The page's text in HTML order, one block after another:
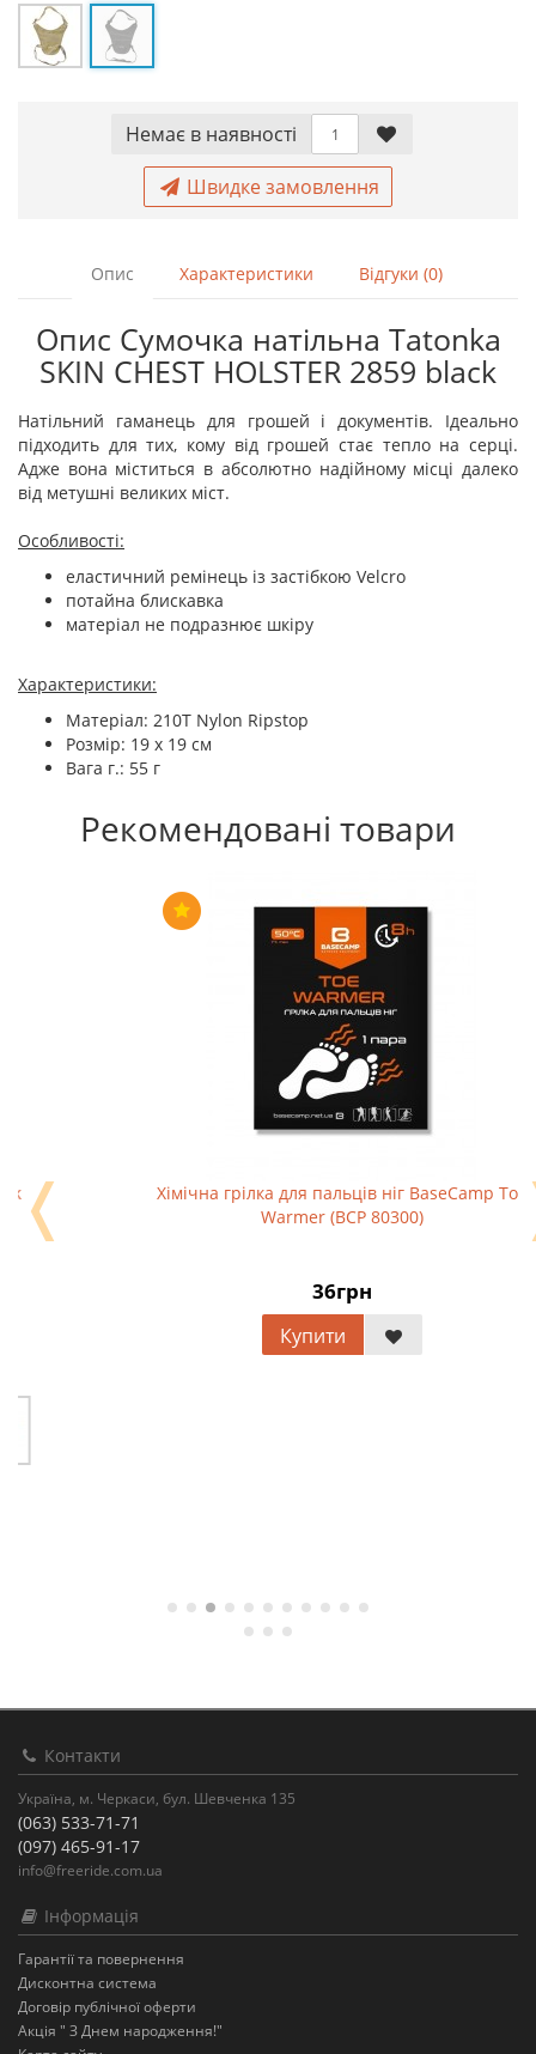
Немає в наявностi
Швидке замовлення
Опис Характеристики Відгуки (0)
Опис Сумочка натільна Tatonka
SKIN CHEST HOLSTER 2859 black
Натільний гаманець для грошей і документів. Ідеально
підходить для тих, кому від грошей стає тепло на серці.
Адже вона міститься в абсолютно надійному місці далеко
від метушні великих міст.
Особливості:
еластичний ремінець із застібкою Velcro
потайна блискавка
матеріал не подразнює шкіру
Характеристики:
Матеріал: 210T Nylon Ripstop
Розмір: 19 x 19 см
Вага г.: 55 г
Рекомендовані товари
Хімічна грілка для пальців ніг BaseCamp Toe
Warmer (BCP 80300)
❬
Контакти
Україна, м. Черкаси, бул. Шевченка 135
(063) 533-71-71
(097) 465-91-17
info@freeride.com.ua
Інформація
Гарантії та повернення
Дисконтна система
Договір публічної оферти
Акція " З Днем народження!"